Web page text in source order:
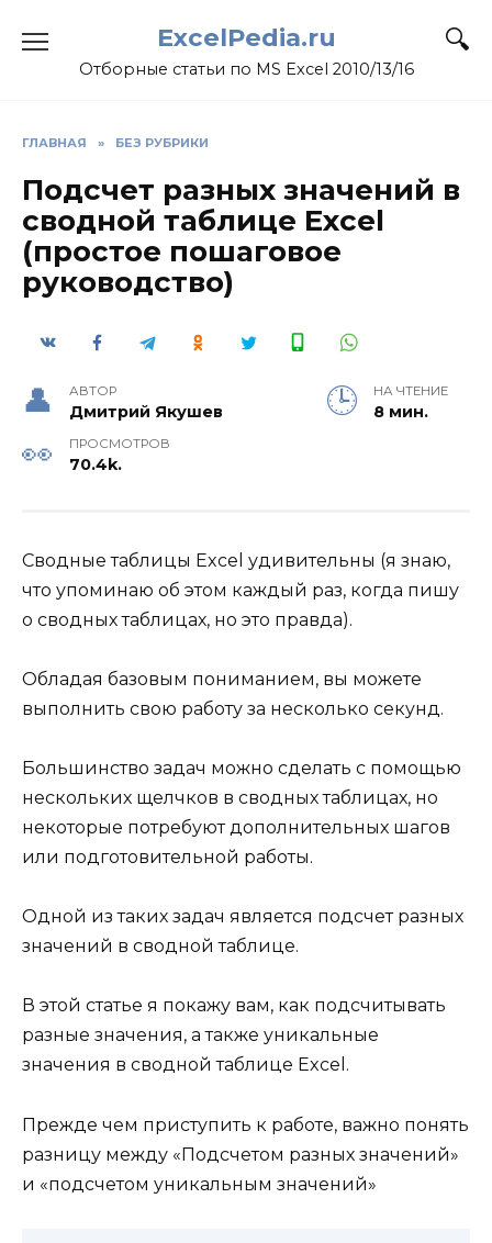
ExcelPedia.ru
Отборные статьи по MS Excel 2010/13/16
ГЛАВНАЯ » БЕЗ РУБРИКИ
Подсчет разных значений в
сводной таблице Excel
(простое пошаговое
руководство)
АВТОР
Дмитрий Якушев
НА ЧТЕНИЕ
8 мин.
ПРОСМОТРОВ
70.4k.
Сводные таблицы Excel удивительны (я знаю,
что упоминаю об этом каждый раз, когда пишу
о сводных таблицах, но это правда).
Обладая базовым пониманием, вы можете
выполнить свою работу за несколько секунд.
Большинство задач можно сделать с помощью
нескольких щелчков в сводных таблицах, но
некоторые потребуют дополнительных шагов
или подготовительной работы.
Одной из таких задач является подсчет разных
значений в сводной таблице.
В этой статье я покажу вам, как подсчитывать
разные значения, а также уникальные
значения в сводной таблице Excel.
Прежде чем приступить к работе, важно понять
разницу между «Подсчетом разных значений»
и «подсчетом уникальным значений»